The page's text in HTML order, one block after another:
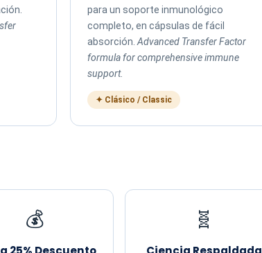
para un soporte inmunológico
completo, en cápsulas de fácil
absorción. Advanced Transfer Factor
formula for comprehensive immune
support.
✦ Clásico / Classic
💰 🧬